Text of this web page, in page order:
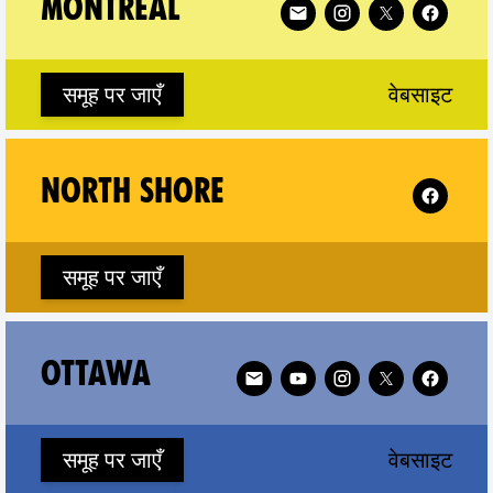
समूह पर जाएँ वेबसाइट
on
NORTH SHORE Follow
समूह पर जाएँ
onOTTAWA Follow XR Ottawa on
समूह पर जाएँ वेबसाइट